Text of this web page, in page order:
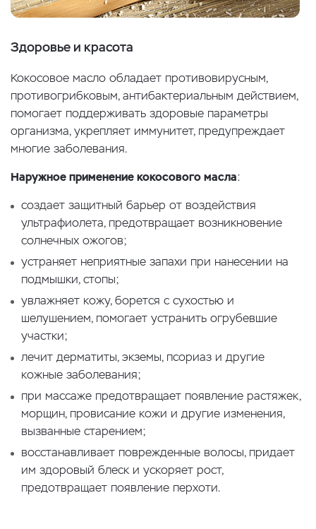
Здоровье и красота
Кокосовое масло обладает противовирусным,
противогрибковым, антибактериальным действием,
помогает поддерживать здоровые параметры
организма, укрепляет иммунитет, предупреждает
многие заболевания.
Наружное применение кокосового масла:
создает защитный барьер от воздействия
ультрафиолета, предотвращает возникновение
солнечных ожогов;
устраняет неприятные запахи при нанесении на
подмышки, стопы;
увлажняет кожу, борется с сухостью и
шелушением, помогает устранить огрубевшие
участки;
лечит дерматиты, экземы, псориаз и другие
кожные заболевания;
при массаже предотвращает появление растяжек,
морщин, провисание кожи и другие изменения,
вызванные старением;
восстанавливает поврежденные волосы, придает
им здоровый блеск и ускоряет рост,
предотвращает появление перхоти.